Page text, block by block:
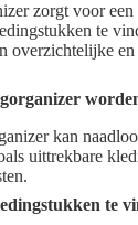
zorgt voor
te
overzichtelijke
kan
uittrekbare
te